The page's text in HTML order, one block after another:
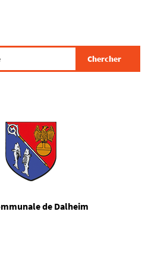
de Dalheim